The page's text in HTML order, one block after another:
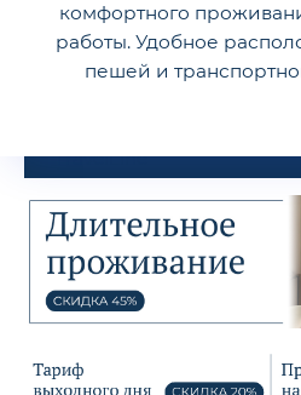
комфортного
работы. Удобное
пешей и
TravelLine